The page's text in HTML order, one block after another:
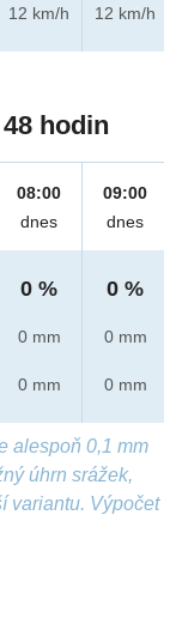
12 km/h
12 km/h
hodin
08:00
dnes
0 %
0 mm
0 mm
09:00
dnes
0 %
0 mm
0 mm
alespoň 0,1 mm
úhrn srážek,
variantu. Výpočet